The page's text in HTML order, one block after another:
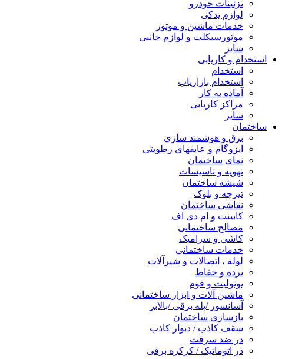
تزئینات خودرو
لوازم یدکی
خدمات ماشین و موتور
موتورسیکلت و لوازم جانبی
سایر
استخدام و کاریابی
استخدام
استخدام بازاریاب
آماده به کار
مراکز کاریابی
سایر
ساختمان
برق و هوشمند سازی
ایزوگام و عایقهای رطوبتی
نمای ساختمان
تهویه و تاسیسات
شیشه ساختمان
تیرچه و بلوک
نقاشی ساختمان
کابینت و ام دی اف
مصالح ساختمانی
کاشی و سرامیک
خدمات ساختمانی
لوله ، اتصالات و شیرآلات
نرده و حفاظ
یونولیت و فوم
ماشین آلات و ابزار ساختمانی
آسانسور /پله برقی /بالابر
بازسازی ساختمان
سقف کاذب / دیوار کاذب
در ضد سرقت
در اتوماتیک / کرکره برقی